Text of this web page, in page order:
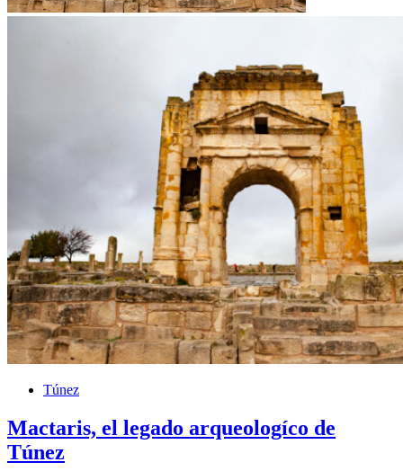
Túnez
Mactaris, el legado arqueologíco de
Túnez